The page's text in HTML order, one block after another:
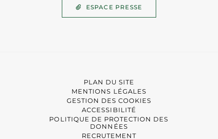
ESPACE PRESSE
PLAN DU SITE
MENTIONS LÉGALES
GESTION DES COOKIES
ACCESSIBILITÉ
POLITIQUE DE PROTECTION DES
DONNÉES
RECRUTEMENT